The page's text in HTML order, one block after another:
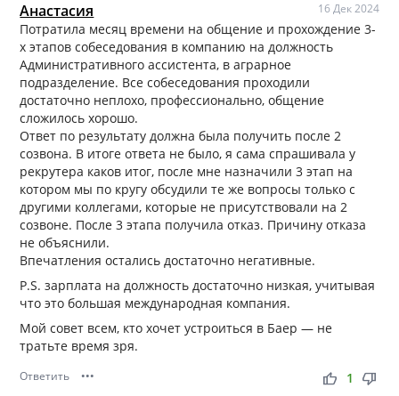
Анастасия 16 Дек 2024
Потратила месяц времени на общение и прохождение 3-
х этапов собеседования в компанию на должность
Административного ассистента, в аграрное
подразделение. Все собеседования проходили
достаточно неплохо, профессионально, общение
сложилось хорошо.
Ответ по результату должна была получить после 2
созвона. В итоге ответа не было, я сама спрашивала у
рекрутера каков итог, после мне назначили 3 этап на
котором мы по кругу обсудили те же вопросы только с
другими коллегами, которые не присутствовали на 2
созвоне. После 3 этапа получила отказ. Причину отказа
не объяснили.
Впечатления остались достаточно негативные.
P.S. зарплата на должность достаточно низкая, учитывая
что это большая международная компания.
Мой совет всем, кто хочет устроиться в Баер — не
тратьте время зря.
Ответить ••• thumb_up thumb_down
1